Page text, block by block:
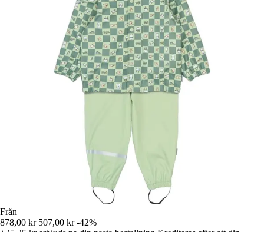
Från
878,00 kr 507,00 kr -42%